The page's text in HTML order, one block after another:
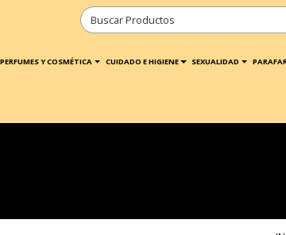
PERFUMES Y COSMÉTICA CUIDADO E HIGIENE SEXUALIDAD